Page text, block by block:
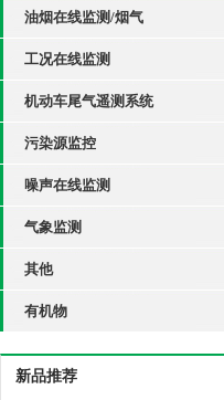
油烟在线监测/烟气
工况在线监测
机动车尾气遥测系统
污染源监控
噪声在线监测
气象监测
其他
有机物
新品推荐